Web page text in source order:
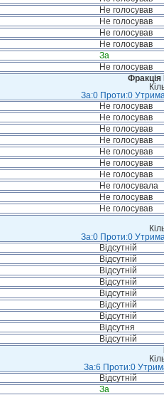
Не голосував
Не голосував
Не голосував
Не голосував
За
Не голосував
За:0 Проти:0
Не голосував
Не голосував
Не голосував
Не голосував
Не голосував
Не голосував
Не голосував
Не голосувала
Не голосував
Не голосував
За:0 Проти:0
Відсутній
Відсутній
Відсутній
Відсутній
Відсутній
Відсутній
Відсутній
Відсутня
Відсутній
За:6 Проти:0
Відсутній
За